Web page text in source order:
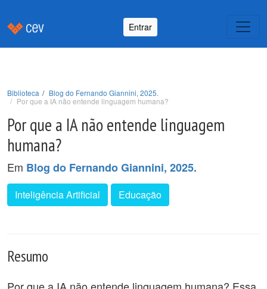
Entrar
Biblioteca
Blog do Fernando Giannini, 2025.
Por que a IA não entende linguagem humana?
Por que a IA não entende linguagem
humana?
Em Blog do Fernando Giannini, 2025.
Inteligência Artificial Educação
Resumo